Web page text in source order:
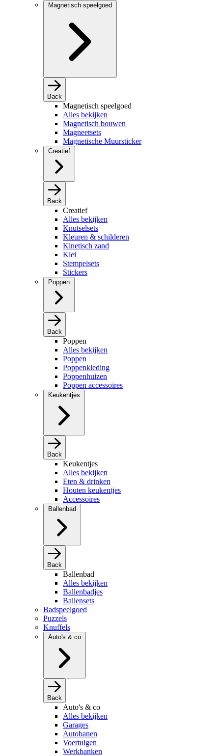
Magnetisch speelgoed
Back
Magnetisch speelgoed
Alles bekijken
Magnetisch bouwen
Magneetsets
Magnetische Muursticker
Creatief
Back
Creatief
Alles bekijken
Knutselsets
Kleuren & schilderen
Kinetisch zand
Klei
Stempelsets
Stickers
Poppen
Back
Poppen
Alles bekijken
Poppen
Poppenkleding
Poppenhuizen
Poppen accessoires
Keukentjes
Back
Keukentjes
Alles bekijken
Eten & drinken
Houten keukentjes
Accessoires
Ballenbad
Back
Ballenbad
Alles bekijken
Ballenbadjes
Ballensets
Badspeelgoed
Puzzels
Knuffels
Auto's & co
Back
Auto's & co
Alles bekijken
Garages
Autobanen
Voertuigen
Werkbanken